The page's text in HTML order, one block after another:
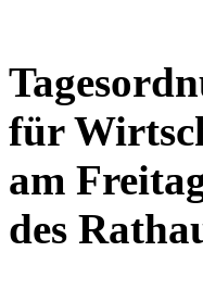
für
am
des